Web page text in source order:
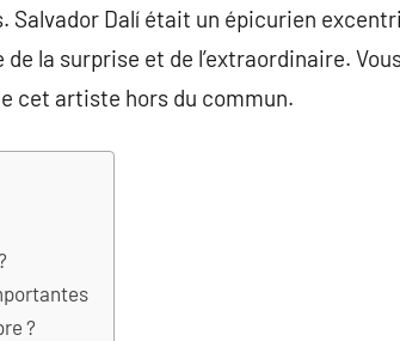
Salvador Dalí était un épicurien
la surprise et de l’extraordinaire.
cet artiste hors du commun.
?